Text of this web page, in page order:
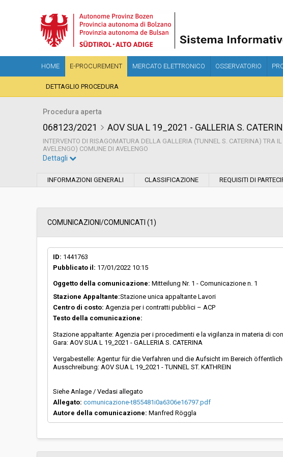
HOME E-PROCUREMENT MERCATO ELETTRONICO OSSERVATORIO
DETTAGLIO PROCEDURA
Procedura aperta
068123/2021 AOV SUA L 19_2021 - GALLERIA S.
INTERVENTO DI RISAGOMATURA DELLA GALLERIA (TUNNEL S. CATERINA) TRA
AVELENGO) COMUNE DI AVELENGO
Servizi sociali:
Scelta del contraente: Procedura aperta
Responsabile unico del
procedimento:
Paola Cozza
Dettagli
INFORMAZIONI GENERALI CLASSIFICAZIONE REQUISITI DI
COMUNICAZIONI/COMUNICATI (1)
ID: 1441763
Pubblicato il: 17/01/2022 10:15
Oggetto della comunicazione: Mitteilung Nr. 1 - Comunicazione n. 1
Stazione Appaltante:Stazione unica appaltante Lavori
Centro di costo: Agenzia per i contratti pubblici – ACP
Testo della comunicazione:
Stazione appaltante: Agenzia per i procedimenti e la vigilanza in materia di
Gara: AOV SUA L 19_2021 - GALLERIA S. CATERINA
Vergabestelle: Agentur für die Verfahren und die Aufsicht im Bereich
Ausschreibung: AOV SUA L 19_2021 - TUNNEL ST. KATHREIN
Siehe Anlage / Vedasi allegato
Allegato: comunicazione-t855481i0a6306e16797.pdf
Autore della comunicazione: Manfred Röggla